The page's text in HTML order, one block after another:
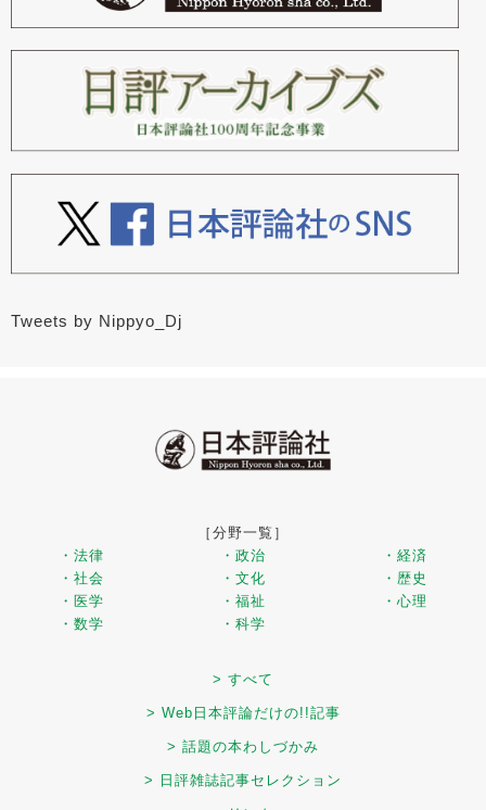
Tweets by Nippyo_Dj
［分野一覧］
・法律
・政治
・経済
・社会
・文化
・歴史
・医学
・福祉
・心理
・数学
・科学
> すべて
> Web日本評論だけの!!記事
> 話題の本わしづかみ
> 日評雑誌記事セレクション